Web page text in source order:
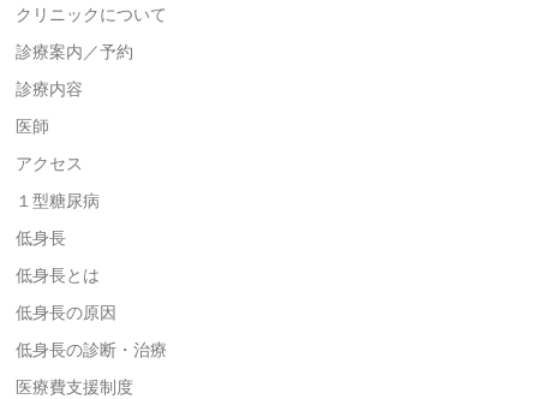
クリニックについて
診療案内／予約
診療内容
医師
アクセス
１型糖尿病
低身長
低身長とは
低身長の原因
低身長の診断・治療
医療費支援制度